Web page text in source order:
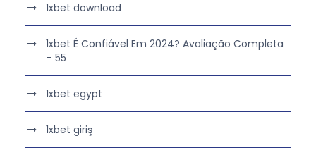
1xbet download
1xbet É Confiável Em 2024? Avaliação Completa
– 55
1xbet egypt
1xbet giriş